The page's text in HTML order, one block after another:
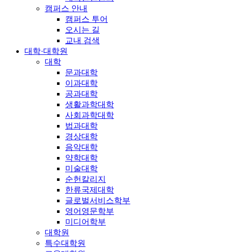
캠퍼스 안내
캠퍼스 투어
오시는 길
교내 검색
대학·대학원
대학
문과대학
이과대학
공과대학
생활과학대학
사회과학대학
법과대학
경상대학
음악대학
약학대학
미술대학
순헌칼리지
한류국제대학
글로벌서비스학부
영어영문학부
미디어학부
대학원
특수대학원